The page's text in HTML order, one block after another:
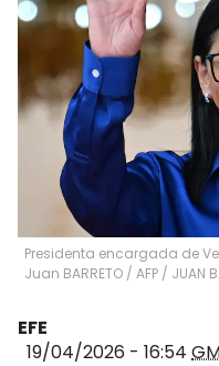
Presidenta encargada de
Juan BARRETO / AFP / JUAN
EFE
19/04/2026 - 16:54